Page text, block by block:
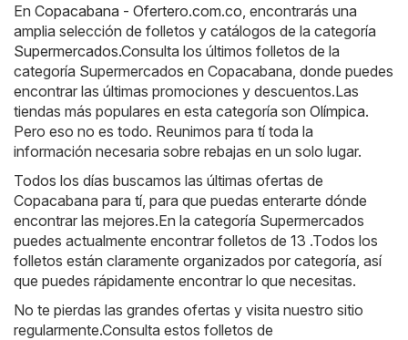
En Copacabana - Ofertero.com.co , encontrarás una
amplia selección de folletos y catálogos de la categoría
Supermercados.Consulta los últimos folletos de la
categoría Supermercados en Copacabana, donde puedes
encontrar las últimas promociones y descuentos.Las
tiendas más populares en esta categoría son Olímpica.
Pero eso no es todo. Reunimos para tí toda la
información necesaria sobre rebajas en un solo lugar.
Todos los días buscamos las últimas ofertas de
Copacabana para tí, para que puedas enterarte dónde
encontrar las mejores.En la categoría Supermercados
puedes actualmente encontrar folletos de 13 .Todos los
folletos están claramente organizados por categoría, así
que puedes rápidamente encontrar lo que necesitas.
No te pierdas las grandes ofertas y visita nuestro sitio
regularmente.Consulta estos folletos de